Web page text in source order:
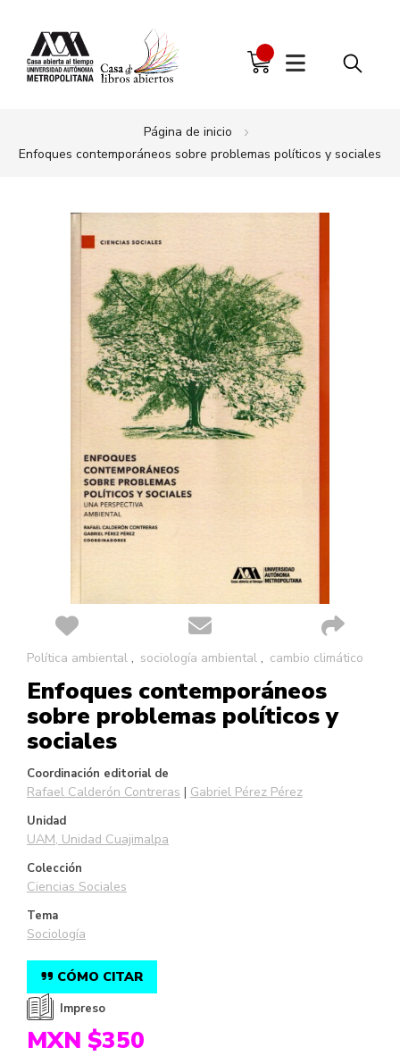
Página de inicio
Enfoques contemporáneos sobre problemas políticos y sociales
Saltar
comienzo
galería
imágenes
Política ambiental sociología ambiental cambio climático
Enfoques contemporáneos
sobre problemas políticos y
sociales
Coordinación editorial de
Rafael Calderón Contreras Gabriel Pérez Pérez
Unidad
UAM, Unidad Cuajimalpa
Colección
Ciencias Sociales
Tema
Sociología
CÓMO CITAR
Impreso
MXN $350